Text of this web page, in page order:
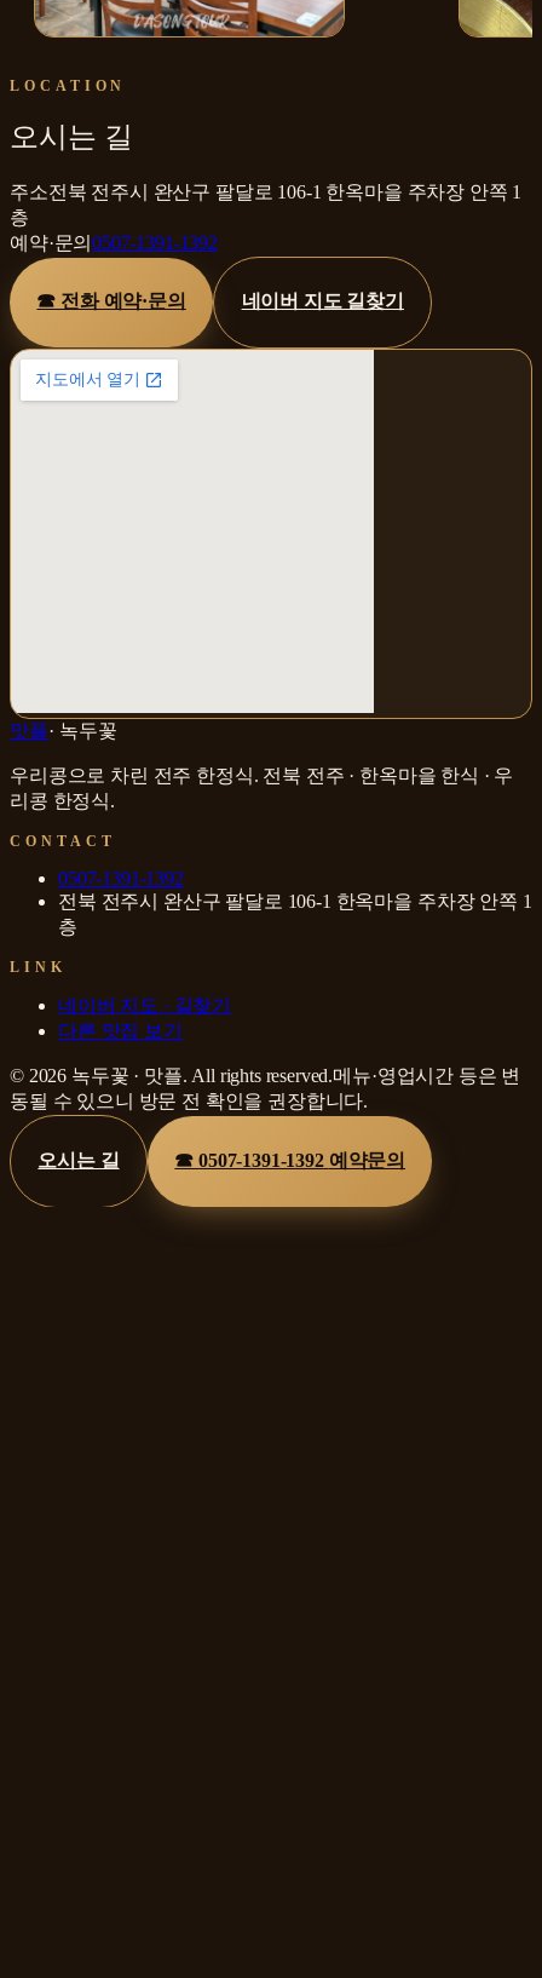
LOCATION
오시는 길
주소전북 전주시 완산구 팔달로 106-1 한옥마을 주차장 안쪽 1
층
예약·문의0507-1391-1392
☎ 전화 예약·문의 네이버 지도 길찾기
맛플· 녹두꽃
우리콩으로 차린 전주 한정식. 전북 전주 · 한옥마을 한식 · 우
리콩 한정식.
CONTACT
0507-1391-1392
전북 전주시 완산구 팔달로 106-1 한옥마을 주차장 안쪽 1
층
LINK
네이버 지도 · 길찾기
다른 맛집 보기
© 2026 녹두꽃 · 맛플. All rights reserved.메뉴·영업시간 등은 변
동될 수 있으니 방문 전 확인을 권장합니다.
오시는 길 ☎0507-1391-1392 예약문의